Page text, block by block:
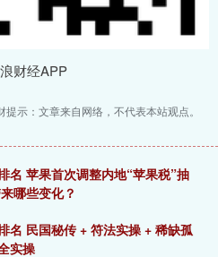
财经APP
提示：文章来自网络，不代表本站观点。
名 苹果首次调整内地“苹果税”抽
哪些变化？
名 民国秘传 + 符法实操 + 稀缺孤
实操